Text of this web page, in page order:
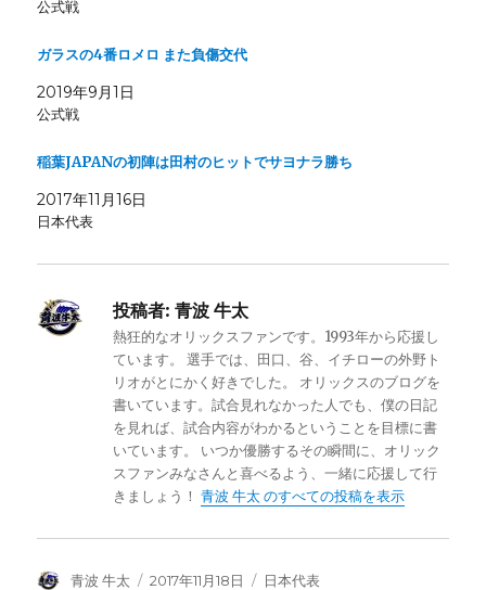
公式戦
ガラスの4番ロメロ また負傷交代
2019年9月1日
公式戦
稲葉JAPANの初陣は田村のヒットでサヨナラ勝ち
2017年11月16日
日本代表
投稿者: 青波 牛太
熱狂的なオリックスファンです。1993年から応援し
ています。 選手では、田口、谷、イチローの外野ト
リオがとにかく好きでした。 オリックスのブログを
書いています。試合見れなかった人でも、僕の日記
を見れば、試合内容がわかるということを目標に書
いています。 いつか優勝するその瞬間に、オリック
スファンみなさんと喜べるよう、一緒に応援して行
きましょう！青波 牛太 のすべての投稿を表示
投
青波 牛太
投
2017年11月18日
カ
日本代表